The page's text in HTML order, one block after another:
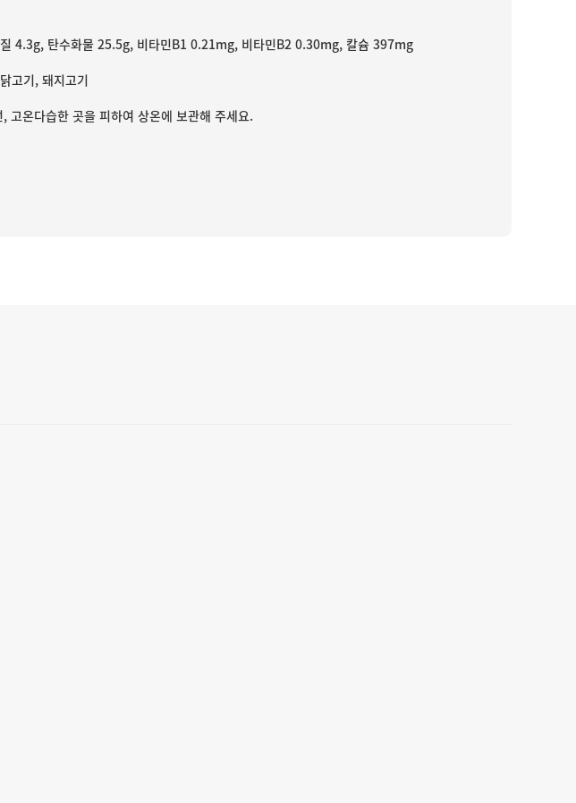
4.3g, 탄수화물 25.5g, 비타민B1 0.21mg, 비타민B2 0.30mg, 칼슘 397mg
고기, 돼지고기
고온다습한 곳을 피하여 상온에 보관해 주세요.